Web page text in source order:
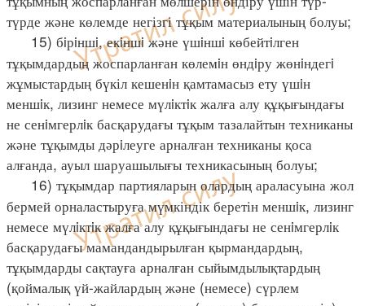
түрде және көлемде негізгі тұқым материалының болуы;
15) бiрiншi, екiншi және үшiншi көбейтiлген
тұқымдардың жоспарланған көлемiн өндiру жөнiндегi
жұмыстардың бүкіл кешенiн қамтамасыз ету үшiн
меншiк, лизинг немесе мүлiктiк жалға алу құқығындағы
не сенiмгерлiк басқарудағы тұқым тазалайтын техниканы
және тұқымды дәрiлеуге арналған техниканы қоса
алғанда, ауыл шаруашылығы техникасының болуы;
16) тұқымдар партияларын олардың араласуына жол
бермей орналастыруға мүмкіндік беретін меншiк, лизинг
немесе мүлiктiк жалға алу құқығындағы не сенiмгерлiк
басқарудағы мамандандырылған қырмандардың,
тұқымдарды сақтауға арналған сыйымдылықтардың
(қоймалық үй-жайлардың және (немесе) сүрлем